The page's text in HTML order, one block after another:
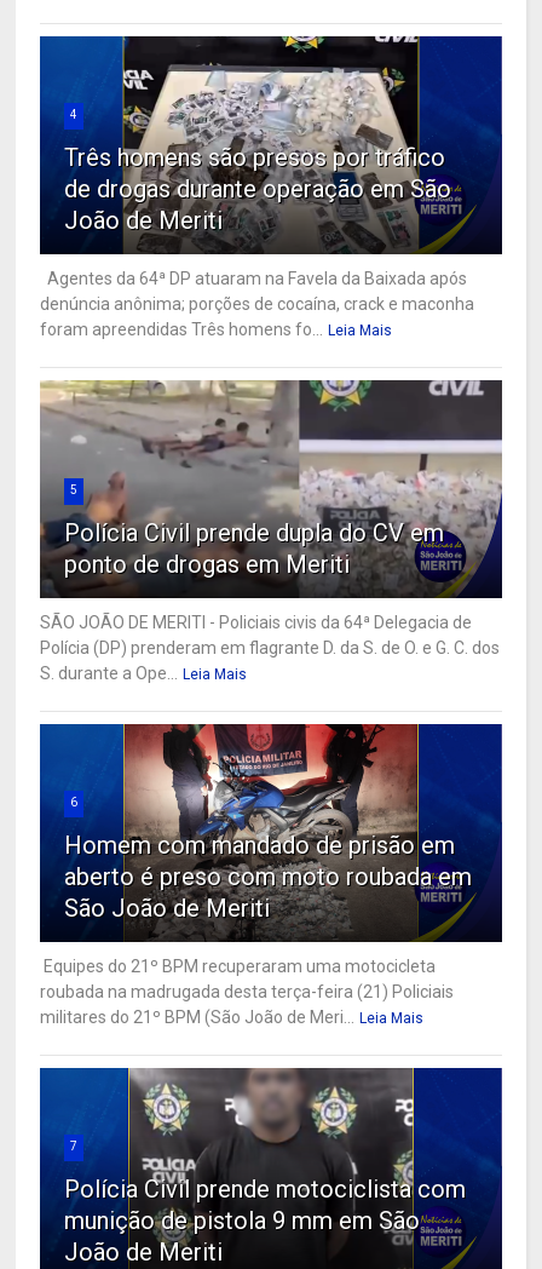
4
Três homens são presos por tráfico
de drogas durante operação em São
João de Meriti
Agentes da 64ª DP atuaram na Favela da Baixada após
denúncia anônima; porções de cocaína, crack e maconha
foram apreendidas Três homens fo... Leia Mais
5
Polícia Civil prende dupla do CV em
ponto de drogas em Meriti
SÃO JOÃO DE MERITI - Policiais civis da 64ª Delegacia de
Polícia (DP) prenderam em flagrante D. da S. de O. e G. C. dos
S. durante a Ope... Leia Mais
6
Homem com mandado de prisão em
aberto é preso com moto roubada em
São João de Meriti
Equipes do 21º BPM recuperaram uma motocicleta
roubada na madrugada desta terça-feira (21) Policiais
militares do 21º BPM (São João de Meri... Leia Mais
7
Polícia Civil prende motociclista com
munição de pistola 9 mm em São
João de Meriti